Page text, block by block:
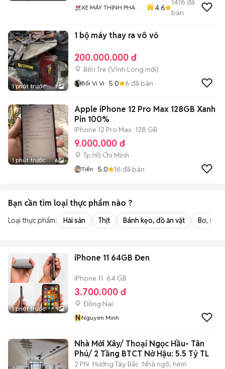
XE MÁY THỊNH PHÁT
4.6
1416 đã
bán
1 phút trước 7
1 bộ máy thay ra vô vỏ
200.000.000 đ
Bến Tre (Vĩnh Long mới)
Bối Vi Vi 5.0 6 đã bán
1 phút trước 6
Apple iPhone 12 Pro Max 128GB Xanh
Pin 100%
iPhone 12 Pro Max 128 GB
9.000.000 đ
Tp Hồ Chí Minh
Tiến 5.0 16 đã bán
Bạn cần tìm loại thực phẩm nào ?
Loại thực phẩm: Hải sản Thịt Bánh kẹo, đồ ăn vặt Bơ,
1 phút trước 1
iPhone 11 64GB Đen
iPhone 11 64 GB
3.700.000 đ
Đồng Nai
NNguyen Minh
Nhà Mới Xây/ Thoại Ngọc Hầu- Tân
Phú/ 2 Tầng BTCT Nở Hậu: 5.5 Tỷ TL
2 PN Hướng Tây Bắc Nhà ngõ, hẻm